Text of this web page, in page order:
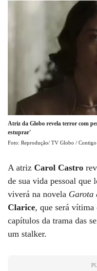
Atriz da Globo revela terror com
estuprar'
Foto: Reprodução/ TV Globo / Contigo
A atriz Carol Castro
de sua vida pessoal que
viverá na novela Garota
Clarice, que será vítima
capítulos da trama das
um stalker.